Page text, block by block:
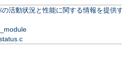
の活動状況と性能に関する情報を提供